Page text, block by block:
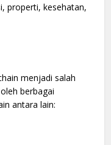
properti, kesehatan,
menjadi salah
berbagai
antara lain: